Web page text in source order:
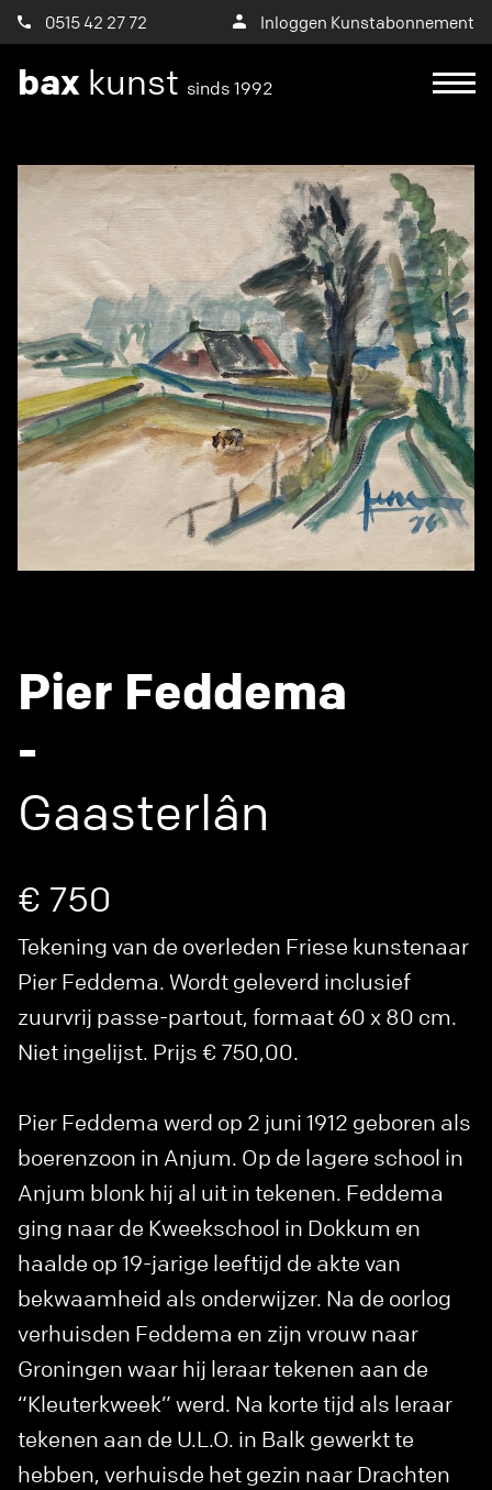
0515 42 27 72 Inloggen Kunstabonnement
bax kunst sinds 1992
Pier Feddema
-
Gaasterlân
€ 750
Tekening van de overleden Friese kunstenaar
Pier Feddema. Wordt geleverd inclusief
zuurvrij passe-partout, formaat 60 x 80 cm.
Niet ingelijst. Prijs € 750,00.
Pier Feddema werd op 2 juni 1912 geboren als
boerenzoon in Anjum. Op de lagere school in
Anjum blonk hij al uit in tekenen. Feddema
ging naar de Kweekschool in Dokkum en
haalde op 19-jarige leeftijd de akte van
bekwaamheid als onderwijzer. Na de oorlog
verhuisden Feddema en zijn vrouw naar
Groningen waar hij leraar tekenen aan de
“Kleuterkweek” werd. Na korte tijd als leraar
tekenen aan de U.L.O. in Balk gewerkt te
hebben, verhuisde het gezin naar Drachten